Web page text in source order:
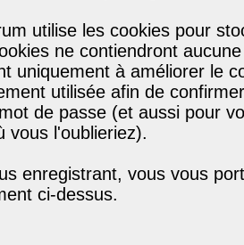
utilise les cookies pour
ne contiendront
uniquement à améliorer le
utilisée afin de
de passe (et aussi pour
vous l'oublieriez).
enregistrant, vous vous
ci-dessus.